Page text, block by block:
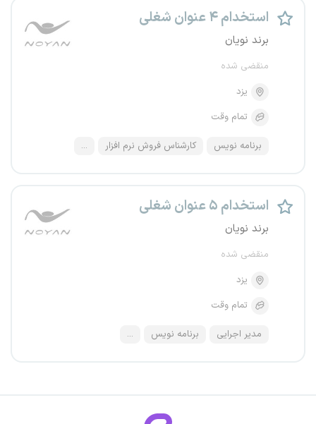
استخدام ۴ عنوان شغلی
برند نویان
منقضی شده
یزد
تمام وقت
برنامه نویس کارشناس فروش نرم افزار ...
استخدام ۵ عنوان شغلی
برند نویان
منقضی شده
یزد
تمام وقت
مدیر اجرایی برنامه نویس ...